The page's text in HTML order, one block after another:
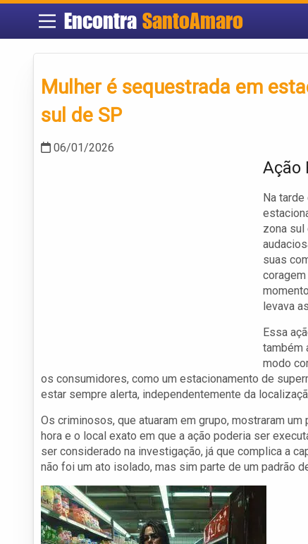
Encontra SantoAmaro
Mulher é sequestrada em
sul de SP
06/01/2026
Ação
Na
zona sul
suas
levava
Essa
também
modo
os consumidores, como um estacionamento de
estar sempre alerta, independentemente da
Os criminosos, que atuaram em grupo, mostraram
hora e o local exato em que a ação poderia ser
ser considerado na investigação, já que complica a
não foi um ato isolado, mas sim parte de um padrão